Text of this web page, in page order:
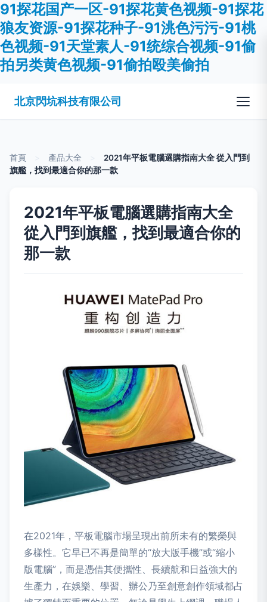
91探花国产一区-91探花黄色视频-91探花
狼友资源-91探花种子-91洮色污污-91桃
色视频-91天堂素人-91统综合视频-91偷
拍另类黄色视频-91偷拍殴美偷拍
北京閃坑科技有限公司
首頁 產品大全
2021年平板電腦選購指南大全 從入門到
旗艦，找到最適合你的那一款
2021年平板電腦選購指南大全
從入門到旗艦，找到最適合你的
那一款
在2021年，平板電腦市場呈現出前所未有的繁榮與
多樣性。它早已不再是簡單的“放大版手機”或“縮小
版電腦”，而是憑借其便攜性、長續航和日益強大的
生產力，在娛樂、學習、辦公乃至創意創作領域都占